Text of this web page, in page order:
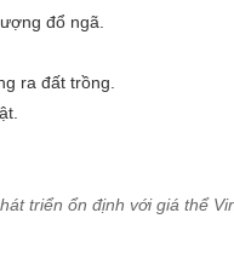
đổ ngã.
ra đất trồng.
triển ổn định với giá thể